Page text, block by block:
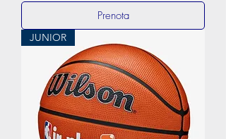
Prenota
JUNIOR